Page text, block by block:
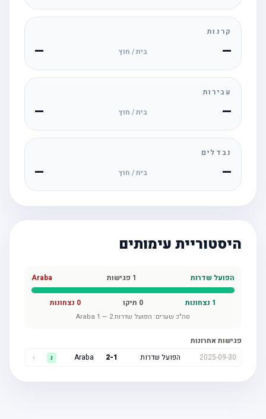
קרנות
— בית / חוץ —
עבירות
— בית / חוץ —
נבדלים
— בית / חוץ —
היסטוריית עימותים
הפועל שדרות פגישות Araba
נצחונות תיקו נצחונות
סה"כ שערים:הפועל שדרות 2
—
1
Araba
פגישות אחרונות
2025-09-30
הפועל שדרות 2
Araba